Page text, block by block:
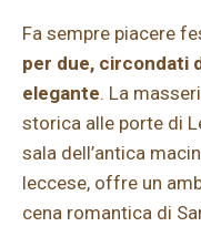
Fa sempre piacere
per due, circondati
elegante. La
storica alle porte di
sala dell’antica
leccese, offre un
cena romantica di